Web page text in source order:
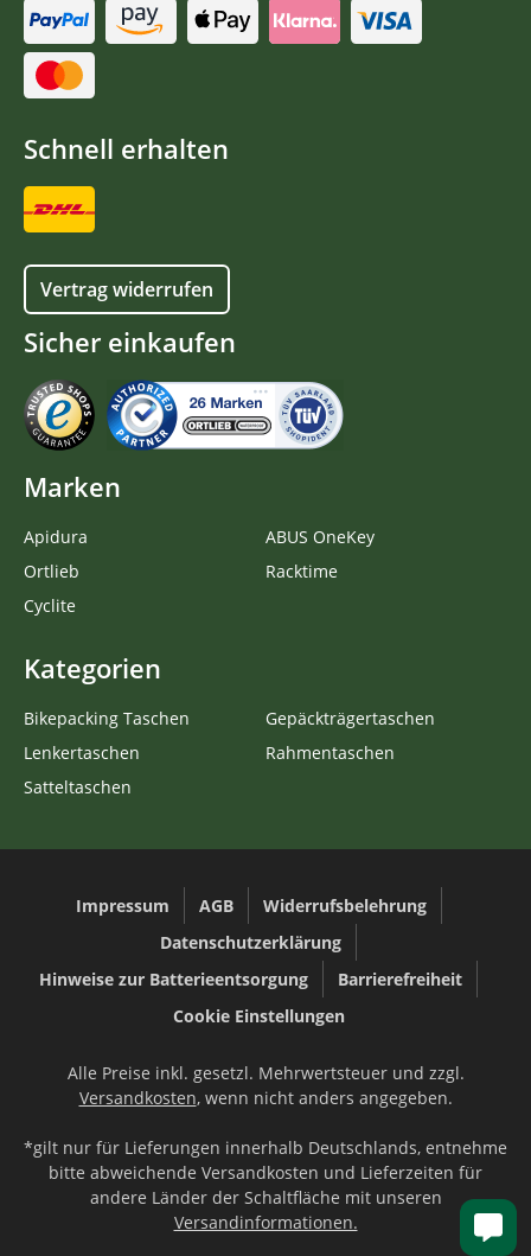
Schnell erhalten
Vertrag widerrufen
Sicher einkaufen
Marken
Apidura
Ortlieb
Cyclite
ABUS OneKey
Racktime
Kategorien
Bikepacking Taschen
Lenkertaschen
Satteltaschen
Gepäckträgertaschen
Rahmentaschen
Impressum AGB
Widerrufsbelehrung
Datenschutzerklärung
Hinweise zur Batterieentsorgung
Barrierefreiheit
Cookie Einstellungen
Alle Preise inkl. gesetzl. Mehrwertsteuer und zzgl.
Versandkosten, wenn nicht anders angegeben.
*gilt nur für Lieferungen innerhalb Deutschlands, entnehme
bitte abweichende Versandkosten und Lieferzeiten für
andere Länder der Schaltfläche mit unseren
Versandinformationen.